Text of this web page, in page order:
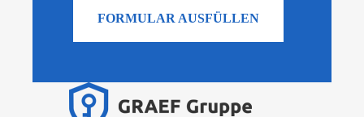
FORMULAR AUSFÜLLEN